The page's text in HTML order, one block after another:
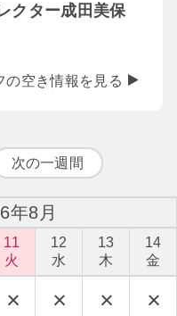
クター成田美保
の空き情報を見る
次の一週間
年8月
11
火
12
水
13
木
14
金